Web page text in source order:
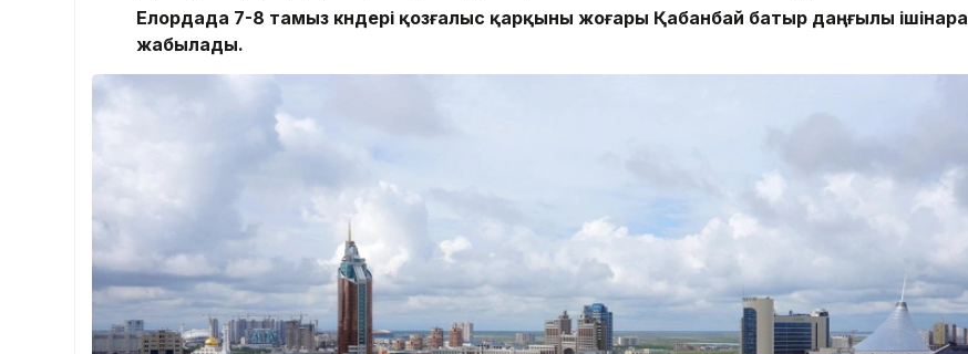
Елордада 7-8 тамыз күндері қозғалыс қарқыны жоғары Қабанбай батыр даңғылы ішінара
жабылады.